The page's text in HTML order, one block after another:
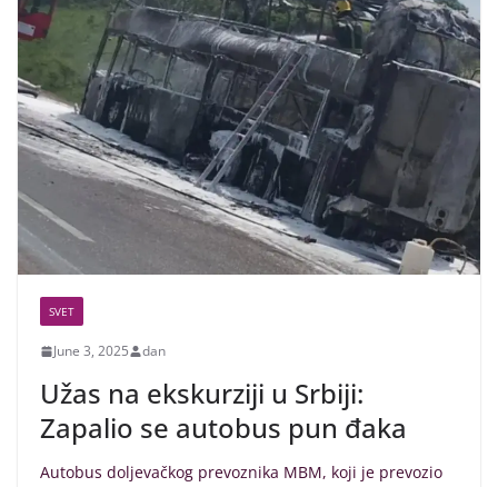
SVET
June 3, 2025 dan
Užas na ekskurziji u Srbiji:
Zapalio se autobus pun đaka
Autobus doljevačkog prevoznika MBM, koji je prevozio